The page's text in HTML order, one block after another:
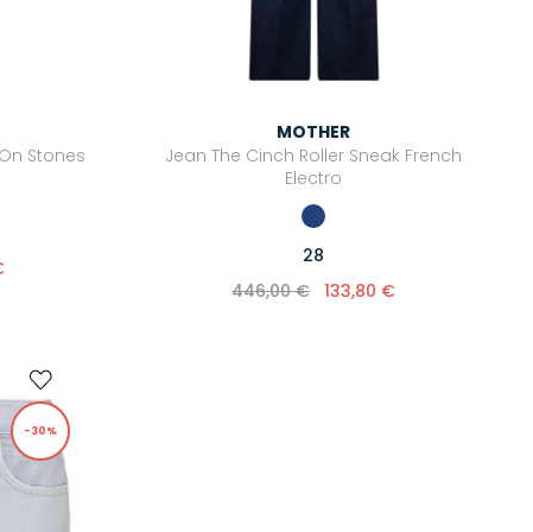
Stones
MOTHER
Jean The Cinch Roller Sneak French
Electro
28
446,00 € 133,80 €
-30%